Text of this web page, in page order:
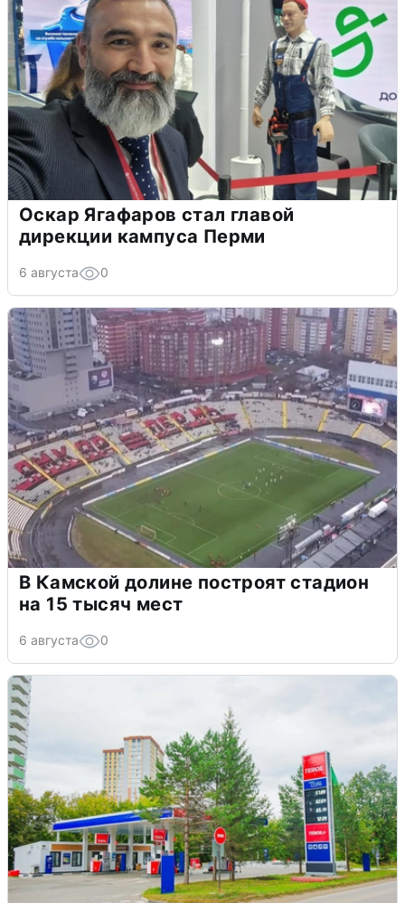
Оскар Ягафаров стал главой
дирекции кампуса Перми
6 августа 0
В Камской долине построят стадион
на 15 тысяч мест
6 августа 0